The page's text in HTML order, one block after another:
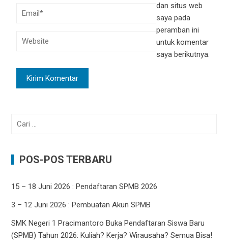
dan situs web
saya pada
peramban ini
untuk komentar
saya berikutnya.
Cari
POS-POS TERBARU
15 – 18 Juni 2026 : Pendaftaran SPMB 2026
3 – 12 Juni 2026 : Pembuatan Akun SPMB
SMK Negeri 1 Pracimantoro Buka Pendaftaran Siswa Baru
(SPMB) Tahun 2026: Kuliah? Kerja? Wirausaha? Semua Bisa!